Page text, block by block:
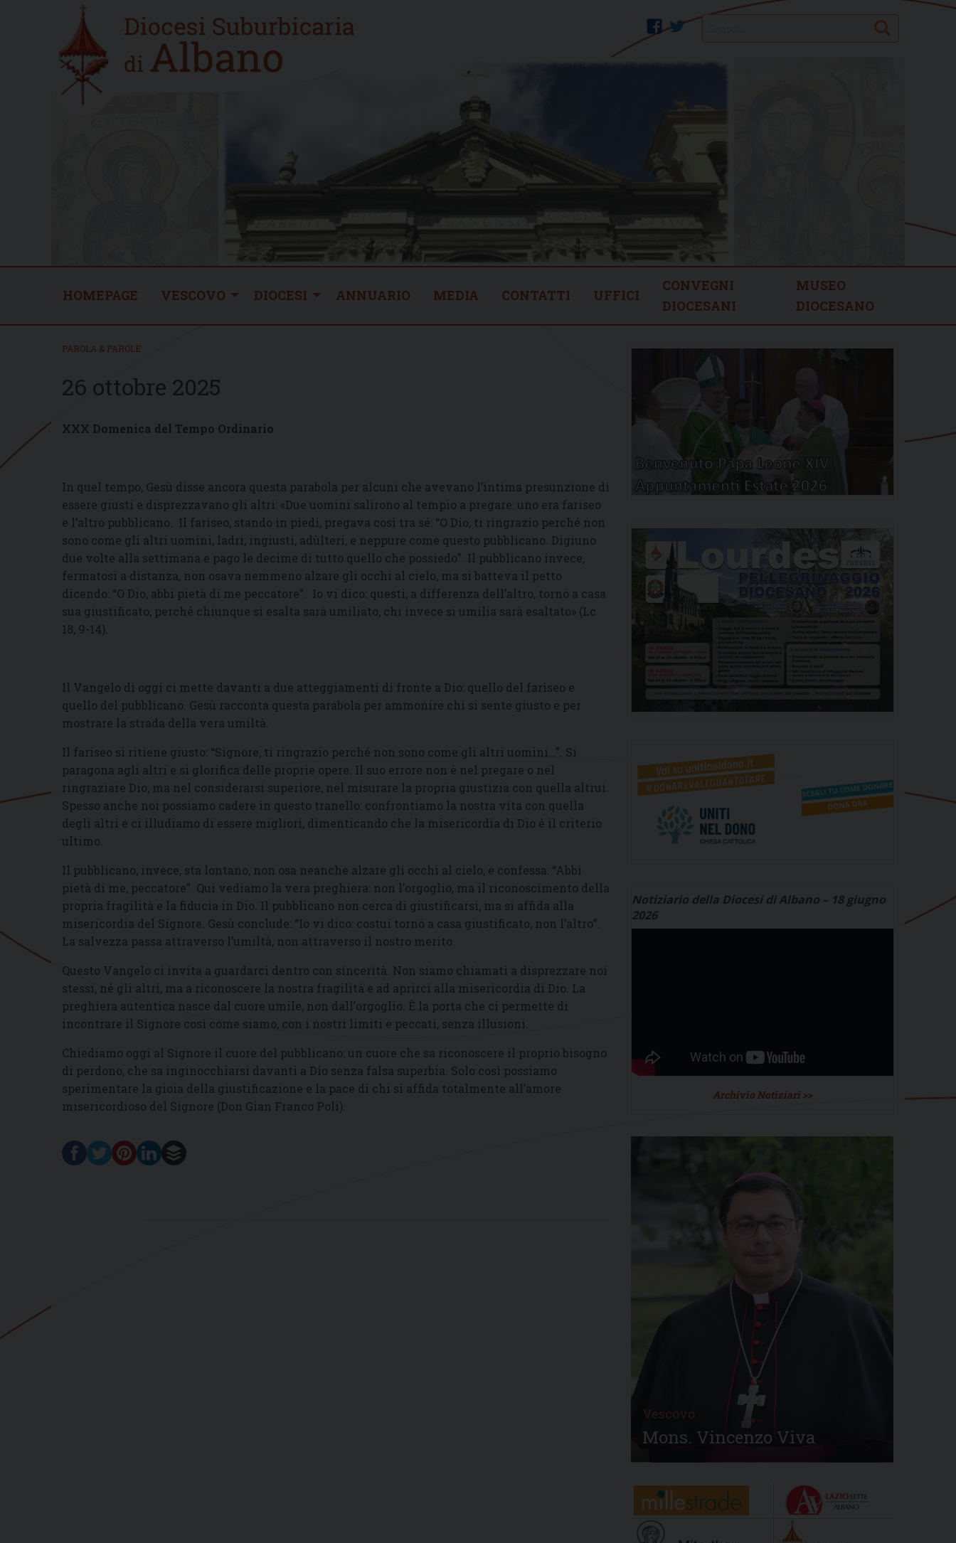
Home
new
twitter
facebook Search
HOMEPAGE VESCOVO DIOCESI ANNUARIO MEDIA CONTATTI UFFICI
CONVEGNI
DIOCESANI
MUSEO
DIOCESANO
PAROLA & PAROLE
26 ottobre 2025
XXX Domenica del Tempo Ordinario
In quel tempo, Gesù disse ancora questa parabola per alcuni che avevano l’intima presunzione di
essere giusti e disprezzavano gli altri: «Due uomini salirono al tempio a pregare: uno era fariseo
e l’altro pubblicano. Il fariseo, stando in piedi, pregava così tra sé: “O Dio, ti ringrazio perché non
sono come gli altri uomini, ladri, ingiusti, adùlteri, e neppure come questo pubblicano. Digiuno
due volte alla settimana e pago le decime di tutto quello che possiedo”. Il pubblicano invece,
fermatosi a distanza, non osava nemmeno alzare gli occhi al cielo, ma si batteva il petto
dicendo: “O Dio, abbi pietà di me peccatore”. Io vi dico: questi, a differenza dell’altro, tornò a casa
sua giustificato, perché chiunque si esalta sarà umiliato, chi invece si umilia sarà esaltato» (Lc
18, 9-14).
Il Vangelo di oggi ci mette davanti a due atteggiamenti di fronte a Dio: quello del fariseo e
quello del pubblicano. Gesù racconta questa parabola per ammonire chi si sente giusto e per
mostrare la strada della vera umiltà.
Il fariseo si ritiene giusto: “Signore, ti ringrazio perché non sono come gli altri uomini…”. Si
paragona agli altri e si glorifica delle proprie opere. Il suo errore non è nel pregare o nel
ringraziare Dio, ma nel considerarsi superiore, nel misurare la propria giustizia con quella altrui.
Spesso anche noi possiamo cadere in questo tranello: confrontiamo la nostra vita con quella
degli altri e ci illudiamo di essere migliori, dimenticando che la misericordia di Dio è il criterio
ultimo.
Il pubblicano, invece, sta lontano, non osa neanche alzare gli occhi al cielo, e confessa: “Abbi
pietà di me, peccatore”. Qui vediamo la vera preghiera: non l’orgoglio, ma il riconoscimento della
propria fragilità e la fiducia in Dio. Il pubblicano non cerca di giustificarsi, ma si affida alla
misericordia del Signore. Gesù conclude: “Io vi dico: costui tornò a casa giustificato, non l’altro”.
La salvezza passa attraverso l’umiltà, non attraverso il nostro merito.
Questo Vangelo ci invita a guardarci dentro con sincerità. Non siamo chiamati a disprezzare noi
stessi, né gli altri, ma a riconoscere la nostra fragilità e ad aprirci alla misericordia di Dio. La
preghiera autentica nasce dal cuore umile, non dall’orgoglio. È la porta che ci permette di
incontrare il Signore così come siamo, con i nostri limiti e peccati, senza illusioni.
Chiediamo oggi al Signore il cuore del pubblicano: un cuore che sa riconoscere il proprio bisogno
di perdono, che sa inginocchiarsi davanti a Dio senza falsa superbia. Solo così possiamo
sperimentare la gioia della giustificazione e la pace di chi si affida totalmente all’amore
misericordioso del Signore (Don Gian Franco Poli).
Notiziario della Diocesi di Albano – 18 giugno
2026
Archivio Notiziari >>
Vescovo
Mons. Vincenzo Viva